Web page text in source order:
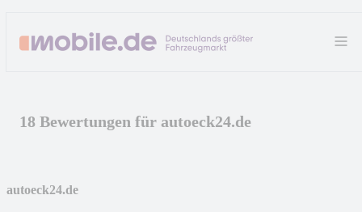
18 Bewertungen für autoeck24.de
autoeck24.de